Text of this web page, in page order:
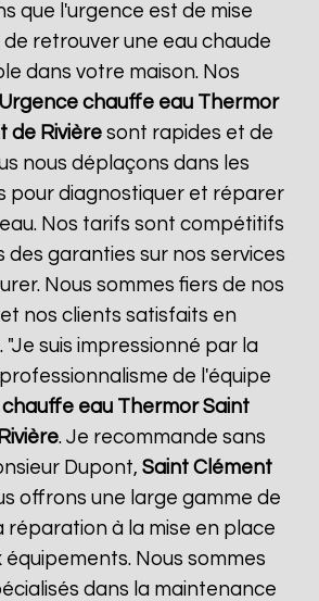
que l'urgence est de mise
de retrouver une eau chaude
dans votre maison. Nos
Urgence chauffe eau Thermor
de Rivière sont rapides et de
nous déplaçons dans les
pour diagnostiquer et réparer
Nos tarifs sont compétitifs
des garanties sur nos services
Nous sommes fiers de nos
nos clients satisfaits en
suis impressionné par la
de l'équipe
eau Thermor Saint
. Je recommande sans
Dupont, Saint Clément
offrons une large gamme de
réparation à la mise en place
équipements. Nous sommes
dans la maintenance